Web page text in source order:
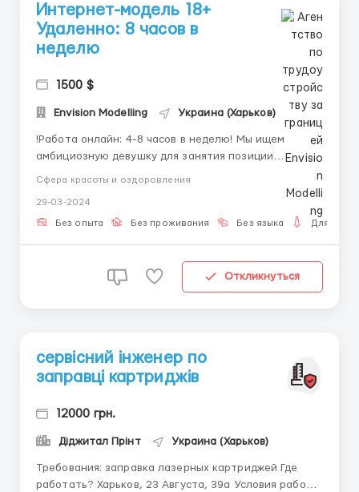
Интернет-модель 18+
Удаленно: 8 часов в
неделю
1500 $
Envision Modelling Украина (Харьков)
!Работа онлайн: 4-8 часов в неделю! Мы ищем
амбициозную девушку для занятия позиции
социальных сетей и площадок adult entertainment.
Если ты готова продемонстрировать свою
уникальность и привлекательность в онлайн-
Сфера красоты и оздоровления
29-03-2024
Без опыта Без проживания Без языка Для
Откликнуться
сервісний інженер по
заправці картриджів
12000 грн.
Діджитал Прінт Украина (Харьков)
Требования: заправка лазерных картриджей Где
работать? Харьков, 23 Августа, 39а Условия работы: